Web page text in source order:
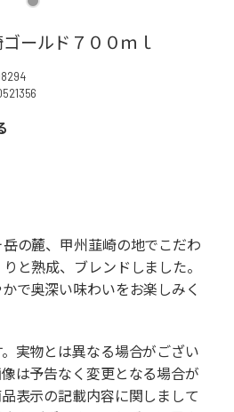
ールド７００ｍｌ
の麓、甲州韮崎の地でこだわ
と熟成、ブレンドしました。
で奥深い味わいをお楽しみく
実物とは異なる場合がござい
は予告なく変更となる場合が
表示の記載内容に関しまして